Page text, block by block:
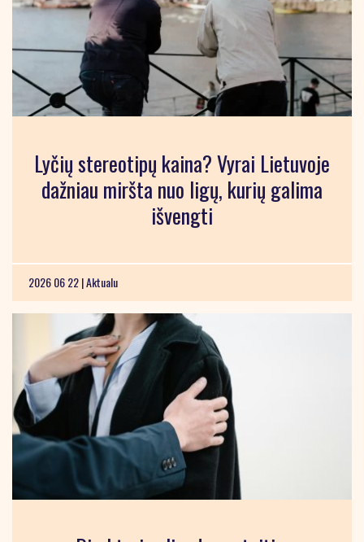
Lyčių stereotipų kaina? Vyrai Lietuvoje
dažniau miršta nuo ligų, kurių galima
išvengti
2026 06 22 |Aktualu